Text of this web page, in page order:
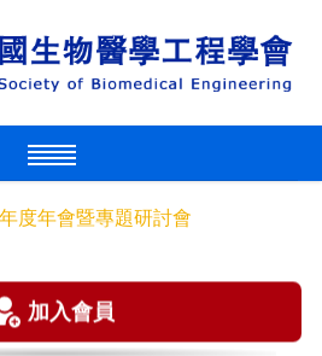
度年會暨專題研討會
加入會員